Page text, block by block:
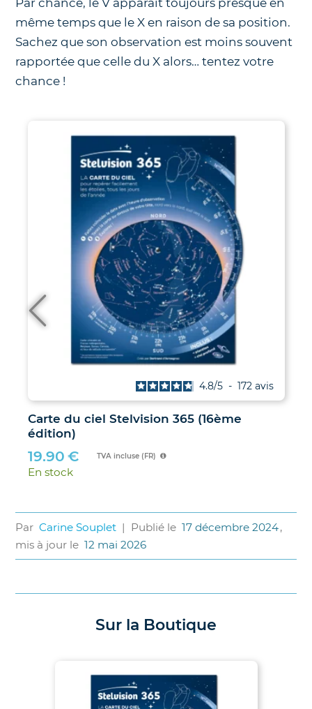
Par chance, le V apparaît toujours presque en
même temps que le X en raison de sa position.
Sachez que son observation est moins souvent
rapportée que celle du X alors… tentez votre
chance !
Carte du ciel Stelvision 365 (16ème
édition)
4.8/5 - 172 avis
19.90 € TVA incluse (FR)
En stock
Par Carine Souplet | Publié le 17 décembre 2024,
mis à jour le 12 mai 2026
Sur la Boutique